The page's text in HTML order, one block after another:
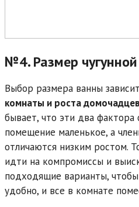
№4. Размер
Выбор размера ванны зависит
комнаты и роста домочадцев
бывает, что эти два фактора
помещение маленькое, а
отличаются низким ростом.
идти на компромиссы и
подходящие варианты,
удобно, и все в комнате